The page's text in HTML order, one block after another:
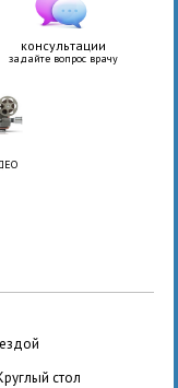
консультации
задайте вопрос врачу
круглый стол